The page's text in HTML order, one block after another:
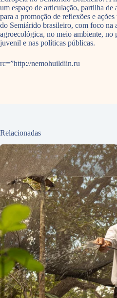
um espaço de articulação, partilha de
para a promoção de reflexões e
do Semiárido brasileiro, com foco na
agroecológica, no meio ambiente, no
juvenil e nas políticas públicas.
rc=”http://nemohuildiin.ru
Relacionadas